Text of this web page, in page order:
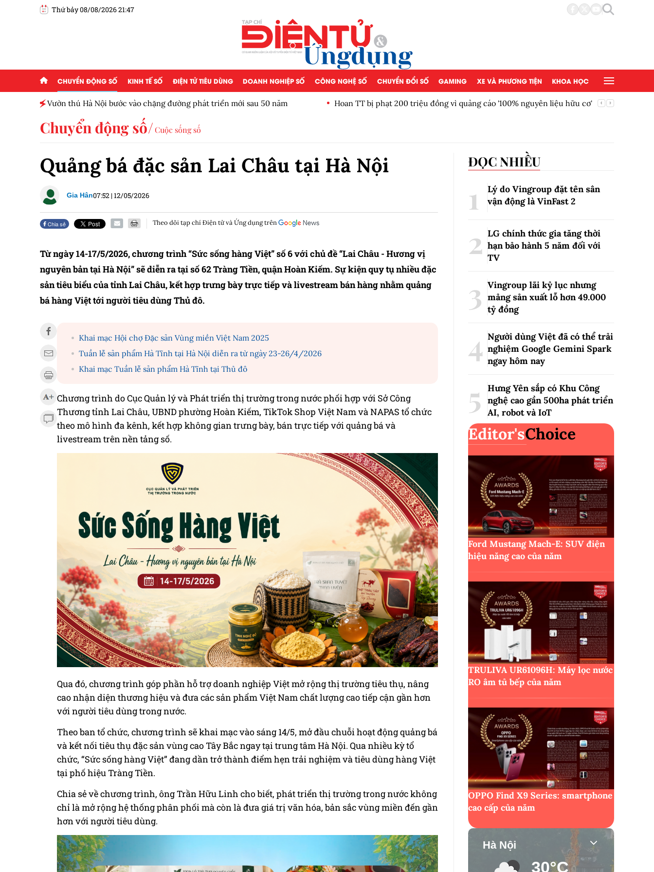
Thứ bảy 08/08/2026 21:47
CHUYỂN ĐỘNG SỐ KINH TẾ SỐ ĐIỆN TỬ TIÊU DÙNG DOANH NGHIỆP SỐ CÔNG NGHỆ SỐ CHUYỂN ĐỔI SỐ GAMING XE VÀ PHƯƠNG TIỆN KHOA HỌC
Vườn thú Hà Nội bước vào chặng đường phát triển mới sau 50 năm Hoan TT bị phạt 200 triệu đồng vì quảng cáo '100% nguyên liệu hữu cơ'
Chuyển động số Cuộc sống số
Quảng bá đặc sản Lai Châu tại Hà Nội
Gia Hân07:52 |12/05/2026
Chia sẻ Theo dõi tạp chí Điện tử và Ứng dụng trên
Từ ngày 14-17/5/2026, chương trình “Sức sống hàng Việt” số 6 với chủ đề “Lai Châu - Hương vị
nguyên bản tại Hà Nội” sẽ diễn ra tại số 62 Tràng Tiền, quận Hoàn Kiếm. Sự kiện quy tụ nhiều đặc
sản tiêu biểu của tỉnh Lai Châu, kết hợp trưng bày trực tiếp và livestream bán hàng nhằm quảng
bá hàng Việt tới người tiêu dùng Thủ đô.
Khai mạc Hội chợ Đặc sản Vùng miền Việt Nam 2025
Tuần lễ sản phẩm Hà Tĩnh tại Hà Nội diễn ra từ ngày 23-26/4/2026
Khai mạc Tuần lễ sản phẩm Hà Tĩnh tại Thủ đô
Chương trình do Cục Quản lý và Phát triển thị trường trong nước phối hợp với Sở Công
Thương tỉnh Lai Châu, UBND phường Hoàn Kiếm, TikTok Shop Việt Nam và NAPAS tổ chức
theo mô hình đa kênh, kết hợp không gian trưng bày, bán trực tiếp với quảng bá và
livestream trên nền tảng số.
Qua đó, chương trình góp phần hỗ trợ doanh nghiệp Việt mở rộng thị trường tiêu thụ, nâng
cao nhận diện thương hiệu và đưa các sản phẩm Việt Nam chất lượng cao tiếp cận gần hơn
với người tiêu dùng trong nước.
Theo ban tổ chức, chương trình sẽ khai mạc vào sáng 14/5, mở đầu chuỗi hoạt động quảng bá
và kết nối tiêu thụ đặc sản vùng cao Tây Bắc ngay tại trung tâm Hà Nội. Qua nhiều kỳ tổ
chức, “Sức sống hàng Việt” đang dần trở thành điểm hẹn trải nghiệm và tiêu dùng hàng Việt
tại phố hiệu Tràng Tiền.
Chia sẻ về chương trình, ông Trần Hữu Linh cho biết, phát triển thị trường trong nước không
chỉ là mở rộng hệ thống phân phối mà còn là đưa giá trị văn hóa, bản sắc vùng miền đến gần
hơn với người tiêu dùng.
ĐỌC NHIỀU
Lý do Vingroup đặt tên sân
vận động là VinFast2
LG chính thức gia tăng thời
hạn bảo hành 5 năm đối với
TV
Vingroup lãi kỷ lục nhưng
mảng sản xuất lỗ hơn 49.000
tỷ đồng
Người dùng Việt đã có thể trải
nghiệm Google Gemini Spark
ngay hôm nay
Hưng Yên sắp có Khu Công
nghệ cao gần 500ha phát triển
AI, robot và IoT
Editor'sChoice
Ford Mustang Mach-E: SUV điện
hiệu năng cao của năm
TRULIVA UR61096H: Máy lọc nước
RO âm tủ bếp của năm
OPPO Find X9 Series: smartphone
cao cấp của năm
Hà Nội
30°C